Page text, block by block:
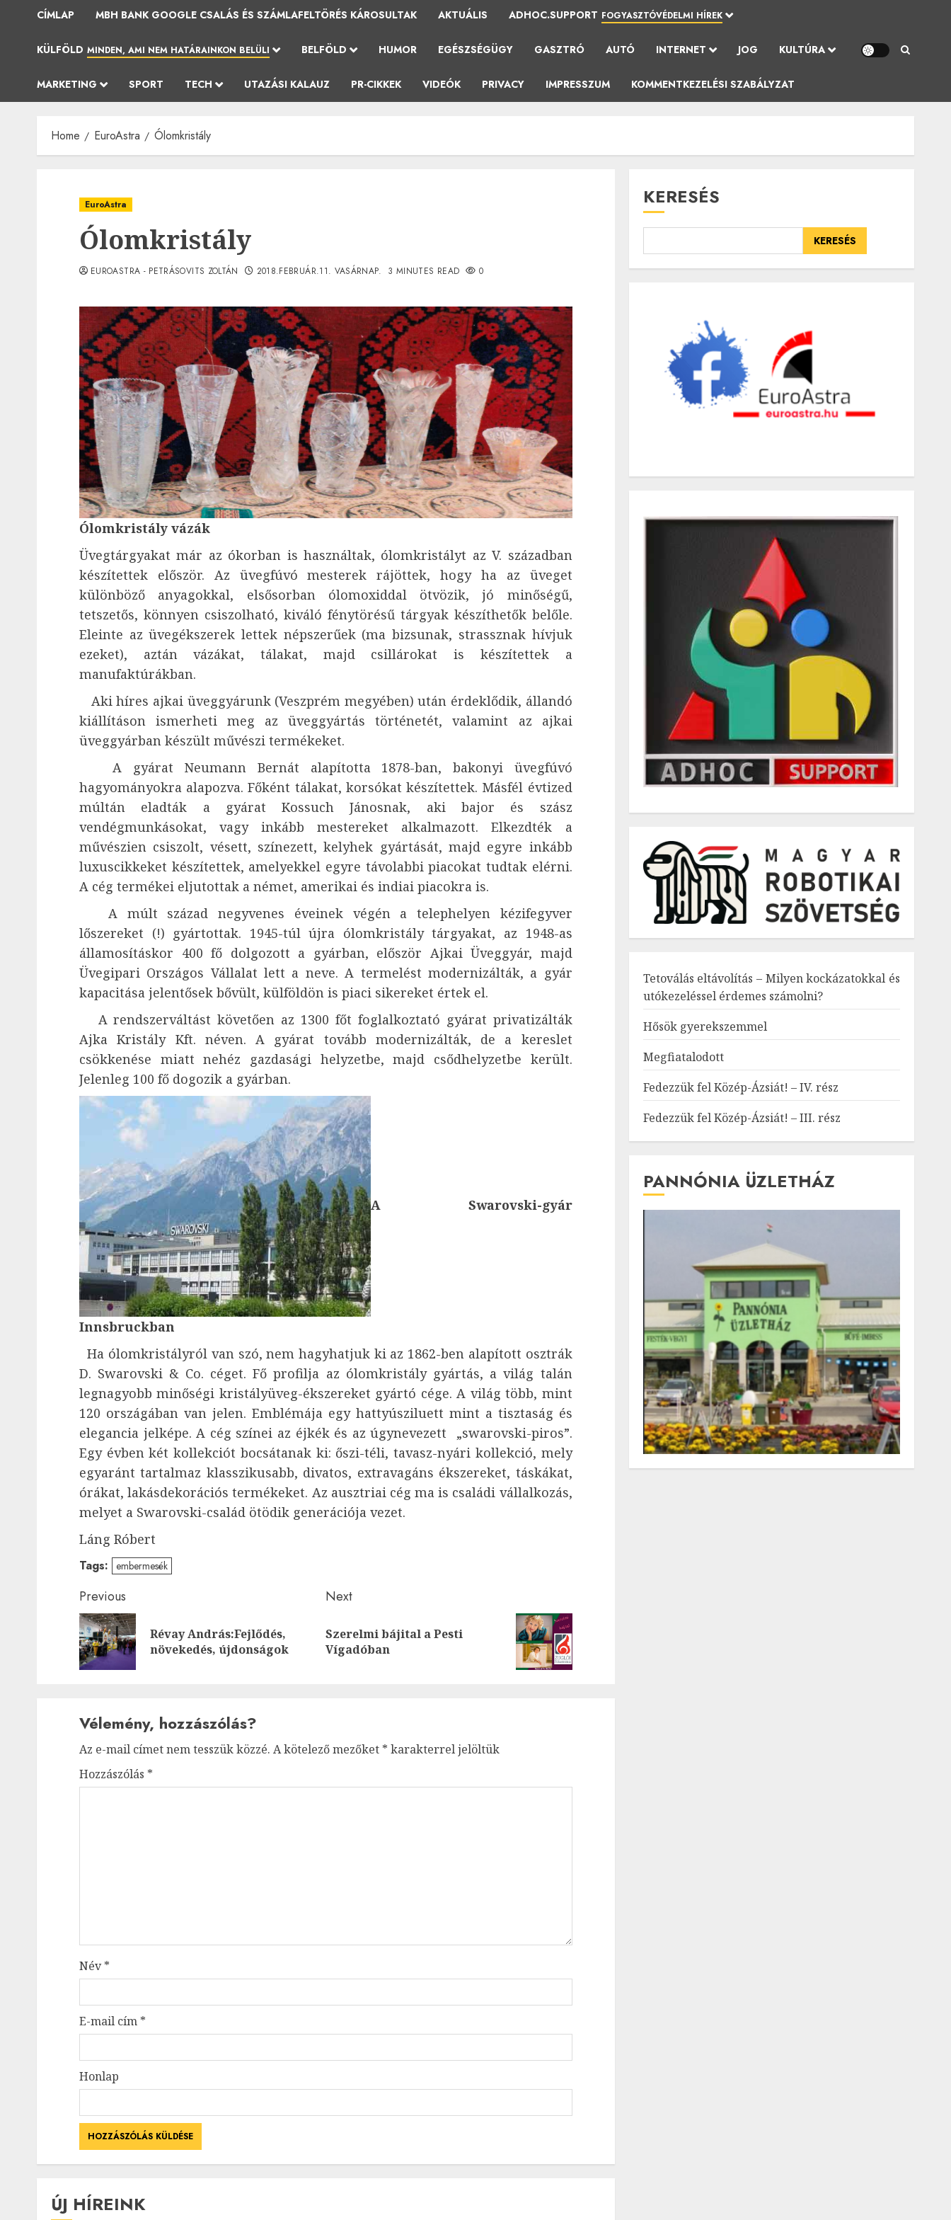
CÍMLAP MBH BANK GOOGLE CSALÁS ÉS SZÁMLAFELTÖRÉS KÁROSULTAK AKTUÁLIS ADHOC.SUPPORT FOGYASZTÓVÉDELMI HÍREK
KÜLFÖLD MINDEN, AMI NEM HATÁRAINKON BELÜLI BELFÖLD HUMOR EGÉSZSÉGÜGY GASZTRÓ AUTÓ INTERNET JOG KULTÚRA
MARKETING SPORT TECH UTAZÁSI KALAUZ PR-CIKKEK VIDEÓK PRIVACY IMPRESSZUM KOMMENTKEZELÉSI SZABÁLYZAT
Home EuroAstra Ólomkristály
EuroAstra
Ólomkristály
EUROASTRA - PETRÁSOVITS ZOLTÁN 2018.FEBRUÁR.11. VASÁRNAP. 3 MINUTES READ 0
Ólomkristály vázák
Üvegtárgyakat már az ókorban is használtak, ólomkristályt az V. században
készítettek először. Az üvegfúvó mesterek rájöttek, hogy ha az üveget
különböző anyagokkal, elsősorban ólomoxiddal ötvözik, jó minőségű,
tetszetős, könnyen csiszolható, kiváló fénytörésű tárgyak készíthetők belőle.
Eleinte az üvegékszerek lettek népszerűek (ma bizsunak, strassznak hívjuk
ezeket), aztán vázákat, tálakat, majd csillárokat is készítettek a
manufaktúrákban.
Aki híres ajkai üveggyárunk (Veszprém megyében) után érdeklődik, állandó
kiállításon ismerheti meg az üveggyártás történetét, valamint az ajkai
üveggyárban készült művészi termékeket.
A gyárat Neumann Bernát alapította 1878-ban, bakonyi üvegfúvó
hagyományokra alapozva. Főként tálakat, korsókat készítettek. Másfél évtized
múltán eladták a gyárat Kossuch Jánosnak, aki bajor és szász
vendégmunkásokat, vagy inkább mestereket alkalmazott. Elkezdték a
művészien csiszolt, vésett, színezett, kelyhek gyártását, majd egyre inkább
luxuscikkeket készítettek, amelyekkel egyre távolabbi piacokat tudtak elérni.
A cég termékei eljutottak a német, amerikai és indiai piacokra is.
A múlt század negyvenes éveinek végén a telephelyen kézifegyver
lőszereket (!) gyártottak. 1945-túl újra ólomkristály tárgyakat, az 1948-as
államosításkor 400 fő dolgozott a gyárban, először Ajkai Üveggyár, majd
Üvegipari Országos Vállalat lett a neve. A termelést modernizálták, a gyár
kapacitása jelentősek bővült, külföldön is piaci sikereket értek el.
A rendszerváltást követően az 1300 főt foglalkoztató gyárat privatizálták
Ajka Kristály Kft. néven. A gyárat tovább modernizálták, de a kereslet
csökkenése miatt nehéz gazdasági helyzetbe, majd csődhelyzetbe került.
Jelenleg 100 fő dogozik a gyárban.
A Swarovski-gyár
Innsbruckban
Ha ólomkristályról van szó, nem hagyhatjuk ki az 1862-ben alapított osztrák
D. Swarovski & Co. céget. Fő profilja az ólomkristály gyártás, a világ talán
legnagyobb minőségi kristályüveg-ékszereket gyártó cége. A világ több, mint
120 országában van jelen. Emblémája egy hattyúsziluett mint a tisztaság és
elegancia jelképe. A cég színei az éjkék és az úgynevezett „swarovski-piros”.
Egy évben két kollekciót bocsátanak ki: őszi-téli, tavasz-nyári kollekció, mely
egyaránt tartalmaz klasszikusabb, divatos, extravagáns ékszereket, táskákat,
órákat, lakásdekorációs termékeket. Az ausztriai cég ma is családi vállalkozás,
melyet a Swarovski-család ötödik generációja vezet.
Láng Róbert
Tags: embermesék
Post
navigation
Previous
Previous
post:
Révay András:Fejlődés,
növekedés, újdonságok
Next
Next
post:
Szerelmi bájital a Pesti
Vígadóban
Vélemény, hozzászólás?
Az e-mail címet nem tesszük közzé. A kötelező mezőket * karakterrel jelöltük
Hozzászólás *
Név*
E-mail cím *
Honlap
ÚJ HÍREINK
KERESÉS
KERESÉS
Tetoválás eltávolítás – Milyen kockázatokkal és
utókezeléssel érdemes számolni?
Hősök gyerekszemmel
Megfiatalodott
Fedezzük fel Közép-Ázsiát! – IV. rész
Fedezzük fel Közép-Ázsiát! – III. rész
PANNÓNIA ÜZLETHÁZ